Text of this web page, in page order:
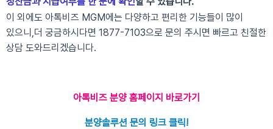
이 외에도 아톡비즈 MGM에는 다양하고 편리한 기능들이 많이
있으니,더 궁금하시다면 1877-7103으로 문의 주시면 빠르고 친절한
상담 도와드리겠습니다.
아톡비즈 분양 홈페이지 바로가기
분양솔루션 문의 링크 클릭!